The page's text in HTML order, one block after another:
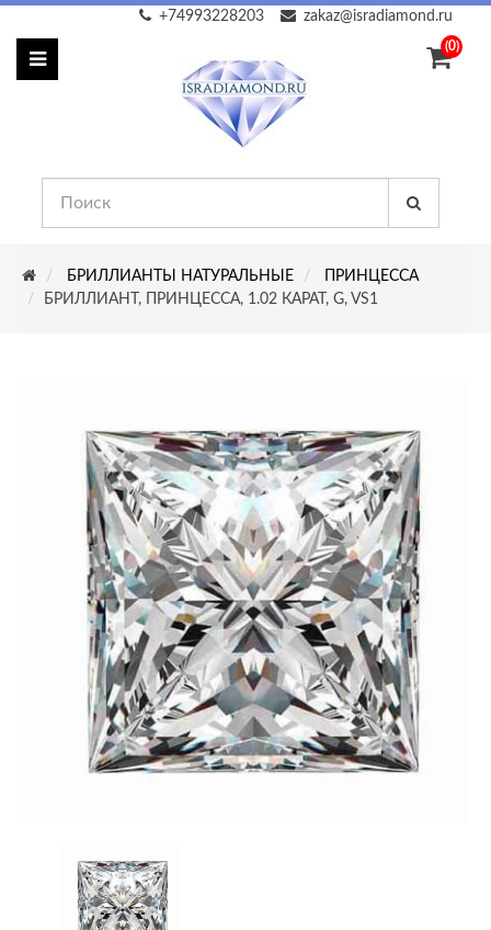
zakaz@isradiamond.ru
+74993228203
(0)
БРИЛЛИАНТЫ НАТУРАЛЬНЫЕ
ПРИНЦЕССА
БРИЛЛИАНТ, ПРИНЦЕССА, 1.02 КАРАТ, G, VS1